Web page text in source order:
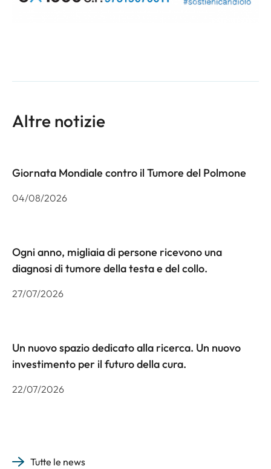
Altre notizie
Giornata Mondiale contro il Tumore del Polmone
04/08/2026
Ogni anno, migliaia di persone ricevono una
diagnosi di tumore della testa e del collo.
27/07/2026
Un nuovo spazio dedicato alla ricerca. Un nuovo
investimento per il futuro della cura.
22/07/2026
Tutte le news